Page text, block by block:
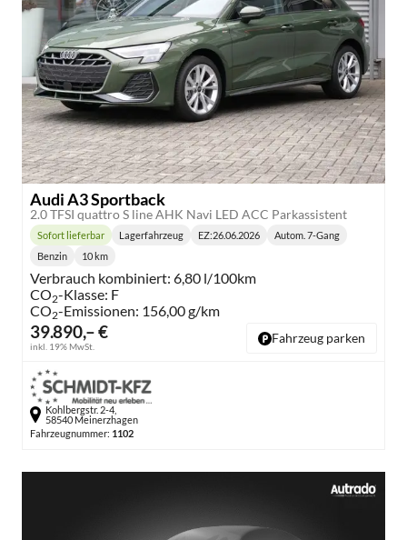
Audi A3 Sportback
2.0 TFSI quattro S line AHK Navi LED ACC Parkassistent
39.890,– €
inkl. 19% MwSt.
Lieferzeit:
Sofort lieferbar Lagerfahrzeug EZ:26.06.2026
Getriebe:
Autom. 7-Gang
Benzin 10 km
Verbrauch kombiniert: 6,80 l/100km
CO2-Klasse: F
CO2-Emissionen: 156,00 g/km
Fahrzeug parken
Kohlbergstr. 2-4,
58540 Meinerzhagen
Fahrzeugnummer: 1102